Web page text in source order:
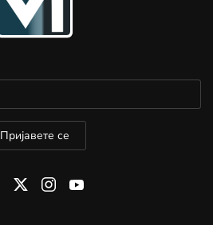
Пријавете се